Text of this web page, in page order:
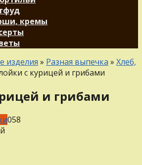
кремы
изделия » Разная выпечка » Хлеб,
с курицей и грибами
и грибами
058